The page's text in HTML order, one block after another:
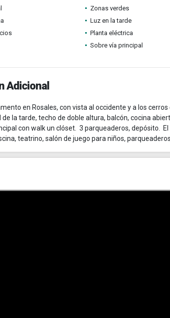
Zonas verdes
Luz en la tarde
Planta eléctrica
Sobre vía principal
Adicional
en Rosales, con vista al occidente y a los
la tarde, techo de doble altura, balcón, cocina
con walk un clóset. 3 parqueaderos, depósito.
teatrino, salón de juego para niños,